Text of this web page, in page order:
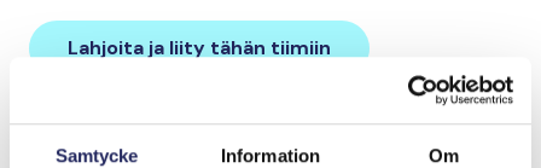
Samtycke Information Om
Lahjoita ja liity tähän tiimiin
Tiimin lahjoitukset yhteensä: